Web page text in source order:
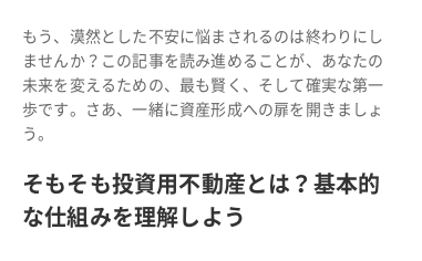
もう、漠然とした不安に悩まされるのは終わりにし
ませんか？この記事を読み進めることが、あなたの
未来を変えるための、最も賢く、そして確実な第一
歩です。さあ、一緒に資産形成への扉を開きましょ
う。
そもそも投資用不動産とは？基本的
な仕組みを理解しよう